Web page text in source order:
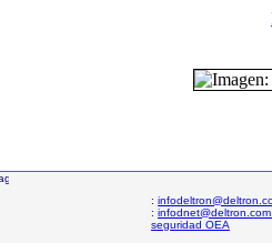
:
:
seguridad OEA